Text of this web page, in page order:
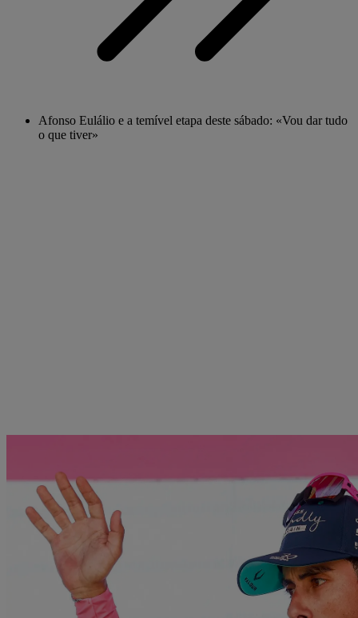
Afonso Eulálio e a temível etapa deste sábado: «Vou dar tudo
o que tiver»